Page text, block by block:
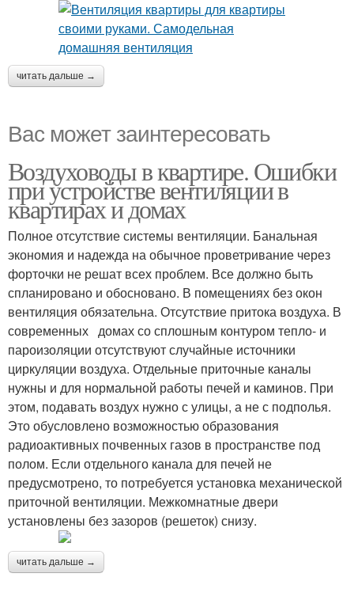
читать дальше →
Вас может заинтересовать
Воздуховоды в квартире. Ошибки
при устройстве вентиляции в
квартирах и домах
Полное отсутствие системы вентиляции. Банальная
экономия и надежда на обычное проветривание через
форточки не решат всех проблем. Все должно быть
спланировано и обосновано. В помещениях без окон
вентиляция обязательна. Отсутствие притока воздуха. В
современных домах со сплошным контуром тепло- и
пароизоляции отсутствуют случайные источники
циркуляции воздуха. Отдельные приточные каналы
нужны и для нормальной работы печей и каминов. При
этом, подавать воздух нужно с улицы, а не с подполья.
Это обусловлено возможностью образования
радиоактивных почвенных газов в пространстве под
полом. Если отдельного канала для печей не
предусмотрено, то потребуется установка механической
приточной вентиляции. Межкомнатные двери
установлены без зазоров (решеток) снизу.
читать дальше →